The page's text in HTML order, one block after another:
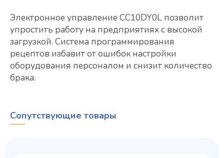
Электронное управление CC10DY0L позволит
упростить работу на предприятиях с высокой
загрузкой. Система программирования
рецептов избавит от ошибок настройки
оборудования персоналом и снизит количество
брака.
Сопутствующие товары